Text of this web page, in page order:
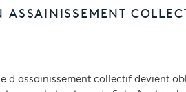
d assainissement collectif devient